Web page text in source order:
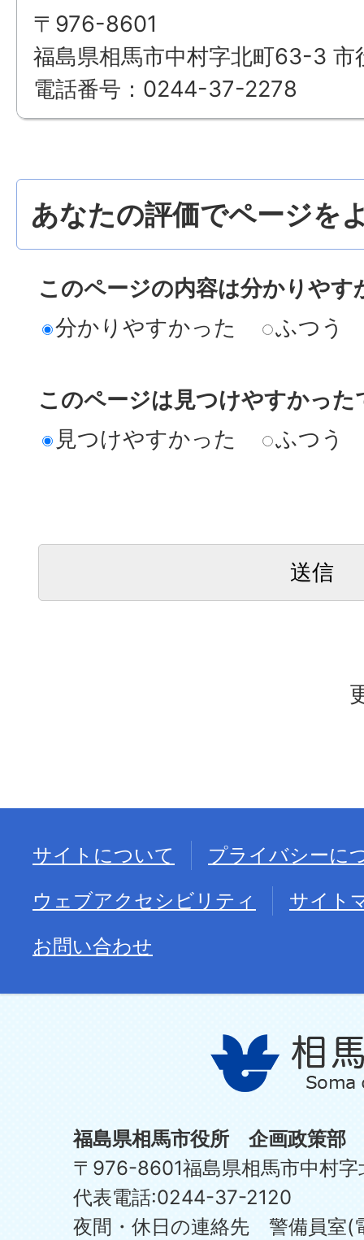
〒976-8601
福島県相馬市中村字北町63-3 市
電話番号：0244-37-2278
あなたの評価でページを
このページの内容は分かりやす
分かりやすかった
ふつう
このページは見つけやすかった
見つけやすかった
ふつう
サイトについて
プライバシーに
ウェブアクセシビリティ
サイト
お問い合わせ
福島県相馬市役所 企画政策部
〒976-8601福島県相馬市中村
代表電話:0244-37-2120
夜間・休日の連絡先 警備員室